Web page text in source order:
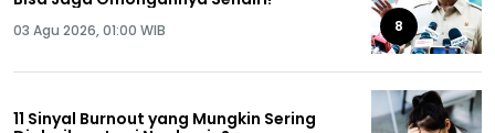
03 Agu 2026, 01:00 WIB 8
11 Sinyal Burnout yang Mungkin Sering